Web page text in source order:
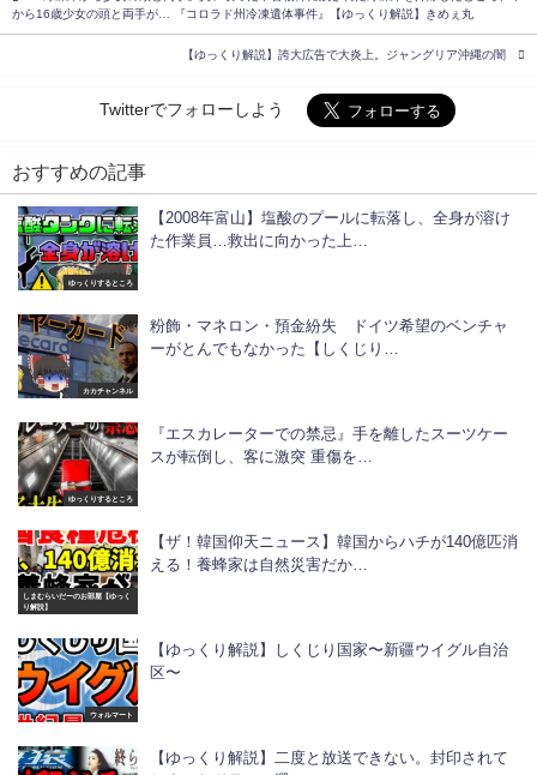
から16歳少女の頭と両手が… 『コロラド州冷凍遺体事件』【ゆっくり解説】きめぇ丸
【ゆっくり解説】誇大広告で大炎上。ジャングリア沖縄の闇
Twitterでフォローしよう
おすすめの記事
ゆっくりするところ
【2008年富山】塩酸のプールに転落し、全身が溶け
た作業員…救出に向かった上…
カカチャンネル
粉飾・マネロン・預金紛失 ドイツ希望のベンチャ
ーがとんでもなかった【しくじり…
ゆっくりするところ
『エスカレーターでの禁忌』手を離したスーツケー
スが転倒し、客に激突 重傷を…
しまむらいだーのお部屋【ゆっく
り解説】
【ザ！韓国仰天ニュース】韓国からハチが140億匹消
える！養蜂家は自然災害だか…
ウォルマート
【ゆっくり解説】しくじり国家〜新疆ウイグル自治
区〜
【ゆっくり解説】二度と放送できない。封印されて